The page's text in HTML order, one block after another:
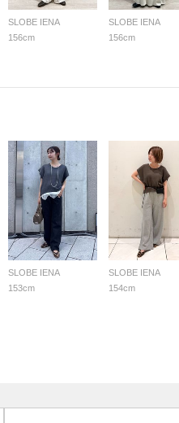
SLOBE IENA
156cm
SLOBE IENA
156cm
SLOBE IENA
153cm
SLOBE IENA
154cm